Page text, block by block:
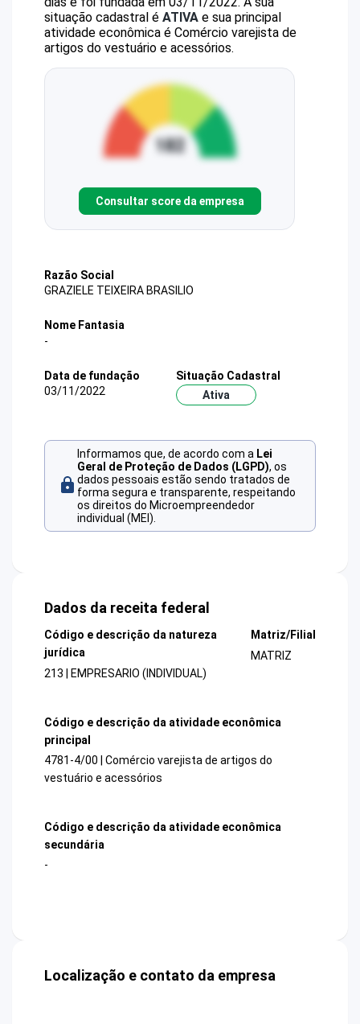
situação cadastral é ATIVA e sua principal
atividade econômica é Comércio varejista de
artigos do vestuário e acessórios.
Consultar score da empresa
Razão Social
GRAZIELE TEIXEIRA BRASILIO
Nome Fantasia
-
Data de fundação
03/11/2022
Situação Cadastral
Ativa
Informamos que, de acordo com a Lei
Geral de Proteção de Dados (LGPD), os
dados pessoais estão sendo tratados de
forma segura e transparente, respeitando
os direitos do Microempreendedor
individual (MEI).
Dados da receita federal
Código e descrição da natureza
jurídica
213 | EMPRESARIO (INDIVIDUAL)
Matriz/Filial
MATRIZ
Código e descrição da atividade econômica
principal
4781-4/00 | Comércio varejista de artigos do
vestuário e acessórios
Código e descrição da atividade econômica
secundária
-
Localização e contato da empresa